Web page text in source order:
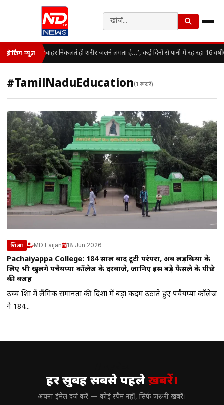
ब्रेकिंग न्यूज़ ‘बाहर निकलते ही शरीर जलने लगता है…’, कई दिनों से पानी में रह रहा 16
#TamilNaduEducation(1 खबरें)
शिक्षा MD Faijan 18 Jun 2026
Pachaiyappa College: 184 साल बाद टूटी परंपरा, अब लड़कियों के
लिए भी खुलेंगे पचैयप्पा कॉलेज के दरवाजे, जानिए इस बड़े फैसले के पीछे
की वजह
उच्च शिक्षा में लैंगिक समानता की दिशा में बड़ा कदम उठाते हुए पचैयप्पा कॉलेज
ने 184...
हर सुबह सबसे पहलेख़बरें।
अपना ईमेल दर्ज करें — कोई स्पैम नहीं, सिर्फ ज़रूरी खबरें।